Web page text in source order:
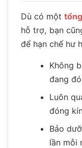
Dù có một
hỗ trợ, bạn
để hạn chế hư
Không
đang
Luôn
đóng
Bảo
lần mỗi